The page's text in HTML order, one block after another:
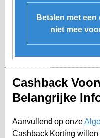
Betalen met een
niet mee
Cashback
Belangrijke
Aanvullend op onze
Cashback Korting